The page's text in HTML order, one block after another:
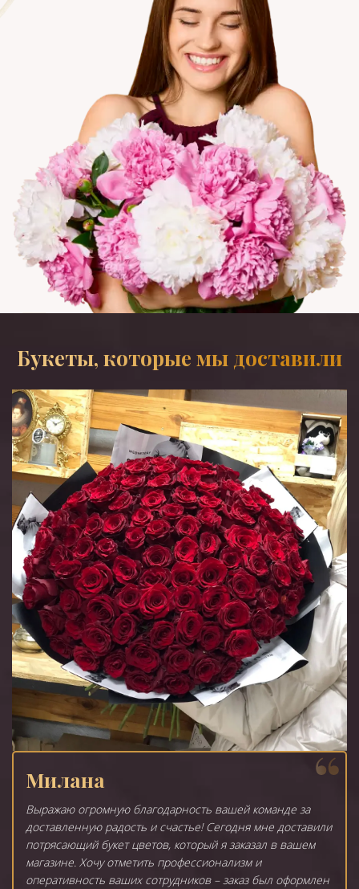
Букеты, которые мы доставили
Милана
Выражаю огромную благодарность вашей команде за
доставленную радость и счастье! Сегодня мне доставили
потрясающий букет цветов, который я заказал в вашем
магазине. Хочу отметить профессионализм и
оперативность ваших сотрудников – заказ был оформлен